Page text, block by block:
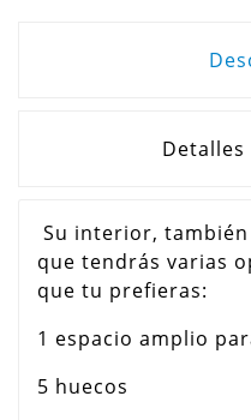
Su interior,
que tendrás varias
que tu prefieras:
1 espacio amplio
5 huecos